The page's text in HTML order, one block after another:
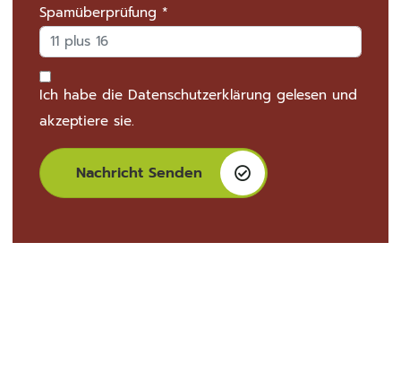
Spamüberprüfung*
Ich habe die Datenschutzerklärung gelesen und
akzeptiere sie.
Nachricht Senden